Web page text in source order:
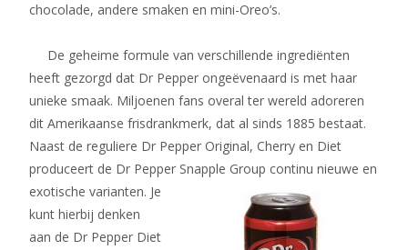
chocolade, andere smaken en mini-Oreo’s.
De geheime formule van verschillende ingrediënten
heeft gezorgd dat Dr Pepper ongeëvenaard is met haar
unieke smaak. Miljoenen fans overal ter wereld adoreren
dit Amerikaanse frisdrankmerk, dat al sinds 1885 bestaat.
Naast de reguliere Dr Pepper Original, Cherry en Diet
produceert de Dr Pepper Snapple Group continu nieuwe en
exotische varianten. Je
kunt hierbij denken
aan de Dr Pepper Diet